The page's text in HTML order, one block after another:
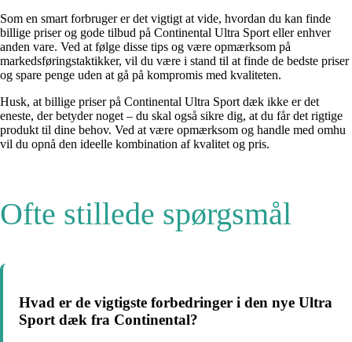
Som en smart forbruger er det vigtigt at vide, hvordan du kan finde
billige priser og gode tilbud på Continental Ultra Sport eller enhver
anden vare. Ved at følge disse tips og være opmærksom på
markedsføringstaktikker, vil du være i stand til at finde de bedste priser
og spare penge uden at gå på kompromis med kvaliteten.
Husk, at billige priser på Continental Ultra Sport dæk ikke er det
eneste, der betyder noget – du skal også sikre dig, at du får det rigtige
produkt til dine behov. Ved at være opmærksom og handle med omhu
vil du opnå den ideelle kombination af kvalitet og pris.
Ofte stillede spørgsmål
Hvad er de vigtigste forbedringer i den nye Ultra
Sport dæk fra Continental?